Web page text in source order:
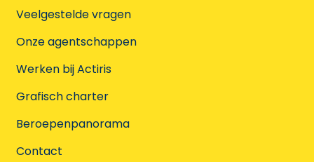
Veelgestelde vragen
Onze agentschappen
Werken bij Actiris
Grafisch charter
Beroepenpanorama
Contact